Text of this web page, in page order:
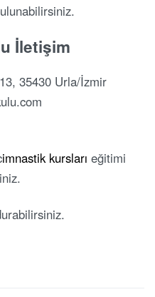
İletişim
35430 Urla/İzmir
imnastik kursları eğitimi